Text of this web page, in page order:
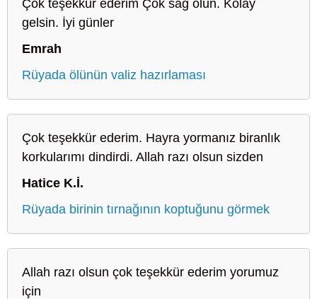
Çok teşekkür ederim Çok sağ olun. Kolay
gelsin. İyi günler
Emrah
Rüyada ölünün valiz hazırlaması
Çok teşekkür ederim. Hayra yormanız biranlık
korkularımı dindirdi. Allah razı olsun sizden
Hatice K.İ.
Rüyada birinin tırnağının koptuğunu görmek
Allah razı olsun çok teşekkür ederim yorumuz
için